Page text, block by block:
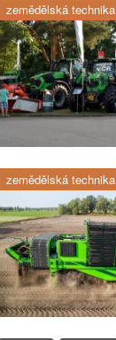
zemědělská technika
zemědělská technika